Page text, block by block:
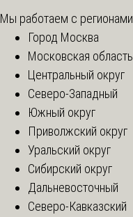
Мы работаем с регионами
Город Москва
Московская область
Центральный округ
Северо-Западный
Южный округ
Приволжский округ
Уральский округ
Сибирский округ
Дальневосточный
Северо-Кавказский